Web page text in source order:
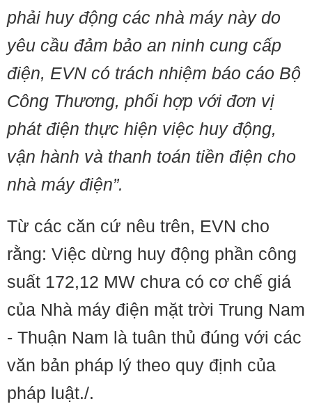
phải huy động các nhà máy này do
yêu cầu đảm bảo an ninh cung cấp
điện, EVN có trách nhiệm báo cáo Bộ
Công Thương, phối hợp với đơn vị
phát điện thực hiện việc huy động,
vận hành và thanh toán tiền điện cho
nhà máy điện”.
Từ các căn cứ nêu trên, EVN cho
rằng: Việc dừng huy động phần công
suất 172,12 MW chưa có cơ chế giá
của Nhà máy điện mặt trời Trung Nam
- Thuận Nam là tuân thủ đúng với các
văn bản pháp lý theo quy định của
pháp luật./.